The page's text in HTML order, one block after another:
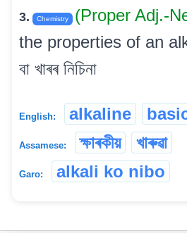
3. Chemistry (Proper Adj.-
the properties of an
বা খাৰৰ নিচিনা
English: alkaline
Assamese: ক্ষাৰকীয় খাৰুৱা
Garo: alkali ko nibo